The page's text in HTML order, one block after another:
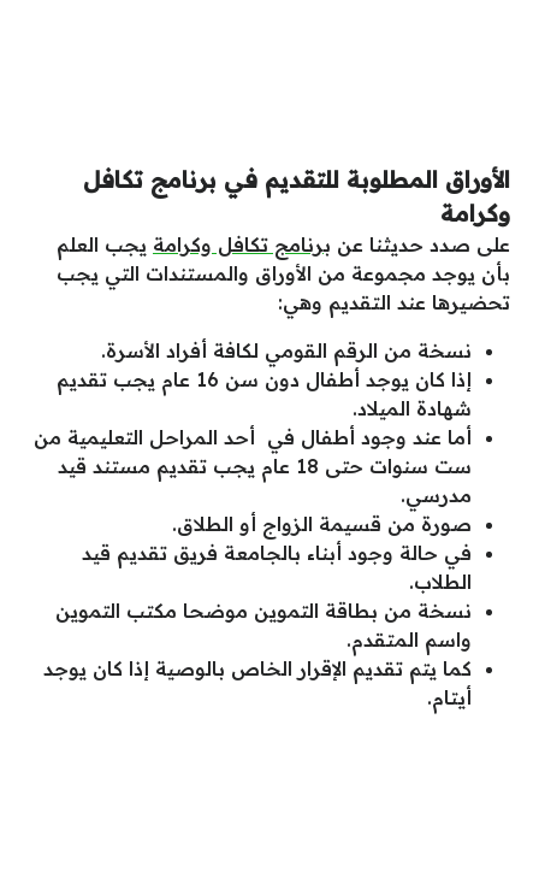
الأوراق المطلوبة للتقديم في برنامج تكافل
وكرامة
على صدد حديثنا عن برنامج تكافل وكرامة يجب العلم
بأن يوجد مجموعة من الأوراق والمستندات التي يجب
تحضيرها عند التقديم وهي:
نسخة من الرقم القومي لكافة أفراد الأسرة.
إذا كان يوجد أطفال دون سن 16 عام يجب تقديم
شهادة الميلاد.
أما عند وجود أطفال في أحد المراحل التعليمية من
ست سنوات حتى 18 عام يجب تقديم مستند قيد
مدرسي.
صورة من قسيمة الزواج أو الطلاق.
في حالة وجود أبناء بالجامعة فريق تقديم قيد
الطلاب.
نسخة من بطاقة التموين موضحا مكتب التموين
واسم المتقدم.
كما يتم تقديم الإقرار الخاص بالوصية إذا كان يوجد
أيتام.